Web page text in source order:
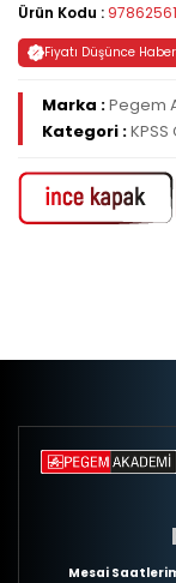
Ürün Kodu :
Fiyatı Düşünce
Marka :Pegem
Kategori :KPSS
Mesai